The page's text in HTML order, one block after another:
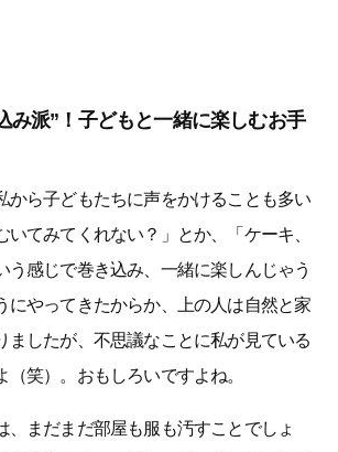
み派”！子どもと一緒に楽しむお手
から子どもたちに声をかけることも多い
いてみてくれない？」とか、「ケーキ、
う感じで巻き込み、一緒に楽しんじゃう
にやってきたからか、上の人は自然と家
ましたが、不思議なことに私が見ている
（笑）。おもしろいですよね。
、まだまだ部屋も服も汚すことでしょ